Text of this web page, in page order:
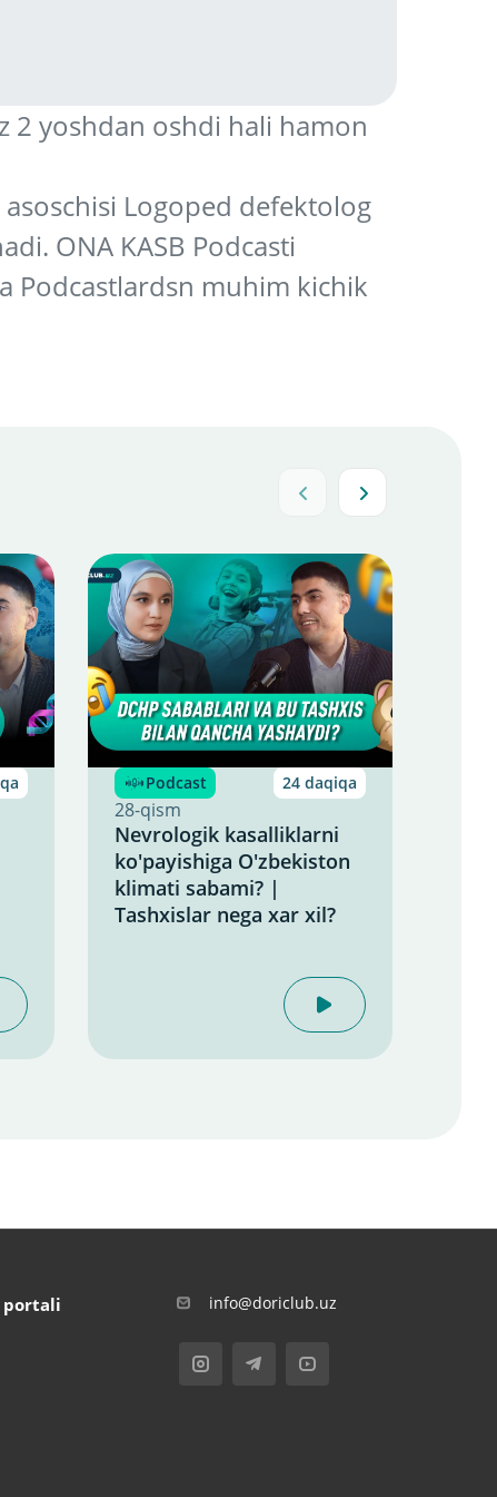
2 yoshdan oshdi hali hamon
Logoped defektolog
ONA KASB Podcasti
Podcastlardsn muhim kichik
Podcast 24 daqiqa
28-qism
Nevrologik kasalliklarni
ko'payishiga O'zbekiston
klimati sabami? |
Tashxislar nega xar xil?
portali info@doriclub.uz